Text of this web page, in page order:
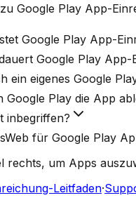
Google Play App-
Google Play App-
Google Play App-
ein eigenes Google
Google Play die App
inbegriffen?
für Google Play
rechts, um Apps
Leitfaden·